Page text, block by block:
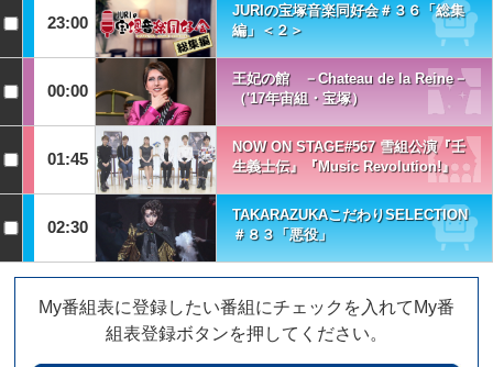
23:00
JURIの宝塚音楽同好会＃３６「総集
編」＜２＞
00:00
王妃の館 －Chateau de la Reine－
（'17年宙組・宝塚）
01:45
NOW ON STAGE#567 雪組公演『壬
生義士伝』『Music Revolution!』
02:30
TAKARAZUKAこだわりSELECTION
＃８３「悪役」
My番組表に登録したい番組にチェックを入れてMy番
組表登録ボタンを押してください。